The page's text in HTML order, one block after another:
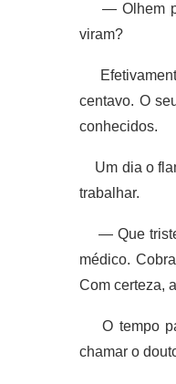
— Olhem
viram?
centavo. O
conhecidos.
Um dia o
trabalhar.
— Que
médico.
Com certeza,
O tempo
chamar o